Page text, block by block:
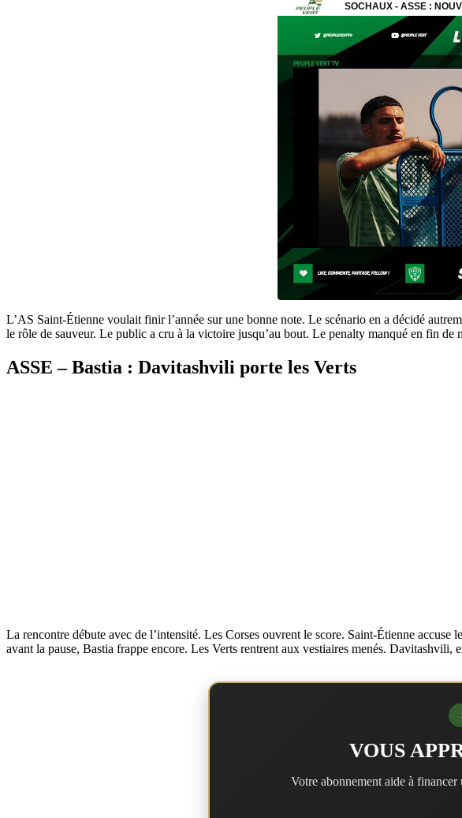
L’AS Saint-Étienne voulait finir l’année sur une bonne note. Le scénario en a décidé
le rôle de sauveur. Le public a cru à la victoire jusqu’au bout. Le penalty manqué en fin
ASSE – Bastia : Davitashvili porte les Verts
La rencontre débute avec de l’intensité. Les Corses ouvrent le score. Saint-Étienne
avant la pause, Bastia frappe encore. Les Verts rentrent aux vestiaires menés. Davitashvili,
VOUS
Votre abonnement aide à